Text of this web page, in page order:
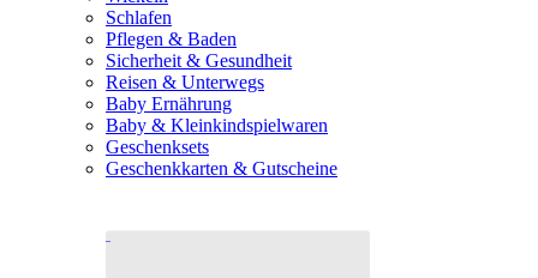
Schlafen
Pflegen & Baden
Sicherheit & Gesundheit
Reisen & Unterwegs
Baby Ernährung
Baby & Kleinkindspielwaren
Geschenksets
Geschenkkarten & Gutscheine